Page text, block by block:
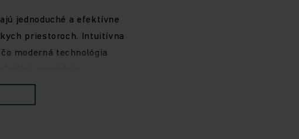
jednoduché a efektívne
priestoroch. Intuitívna
moderná technológia